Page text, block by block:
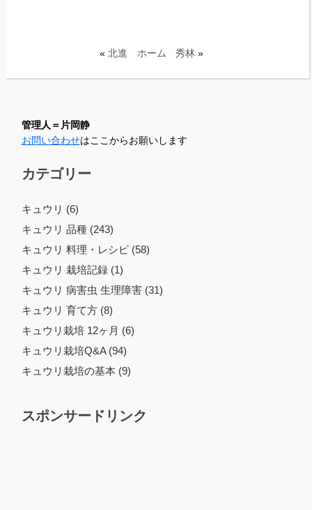
« 北進 ホーム 秀林 »
管理人＝片岡静
お問い合わせはここからお願いします
カテゴリー
キュウリ (6)
キュウリ 品種 (243)
キュウリ 料理・レシピ (58)
キュウリ 栽培記録 (1)
キュウリ 病害虫 生理障害 (31)
キュウリ 育て方 (8)
キュウリ栽培 12ヶ月 (6)
キュウリ栽培Q&A (94)
キュウリ栽培の基本 (9)
スポンサードリンク